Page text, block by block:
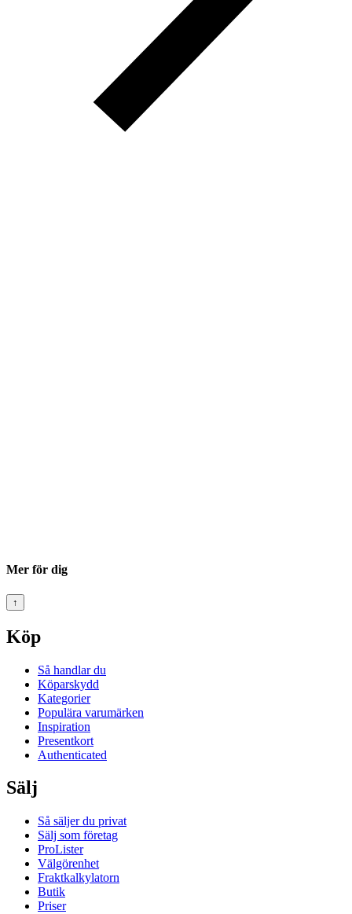
Mer för dig
↑
Köp
Så handlar du
Köparskydd
Kategorier
Populära varumärken
Inspiration
Presentkort
Authenticated
Sälj
Så säljer du privat
Sälj som företag
ProLister
Välgörenhet
Fraktkalkylatorn
Butik
Priser